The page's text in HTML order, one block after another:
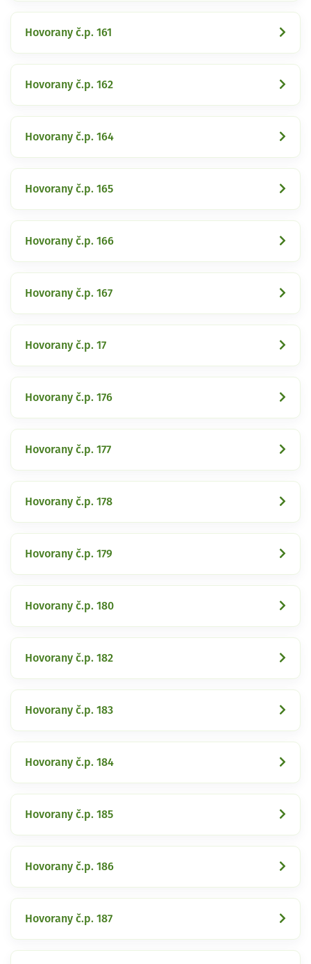
Hovorany č.p. 161
Hovorany č.p. 162
Hovorany č.p. 164
Hovorany č.p. 165
Hovorany č.p. 166
Hovorany č.p. 167
Hovorany č.p. 17
Hovorany č.p. 176
Hovorany č.p. 177
Hovorany č.p. 178
Hovorany č.p. 179
Hovorany č.p. 180
Hovorany č.p. 182
Hovorany č.p. 183
Hovorany č.p. 184
Hovorany č.p. 185
Hovorany č.p. 186
Hovorany č.p. 187